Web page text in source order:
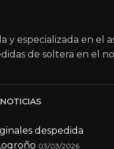
y especializada en el
de soltera en el
despedida
03/03/2026